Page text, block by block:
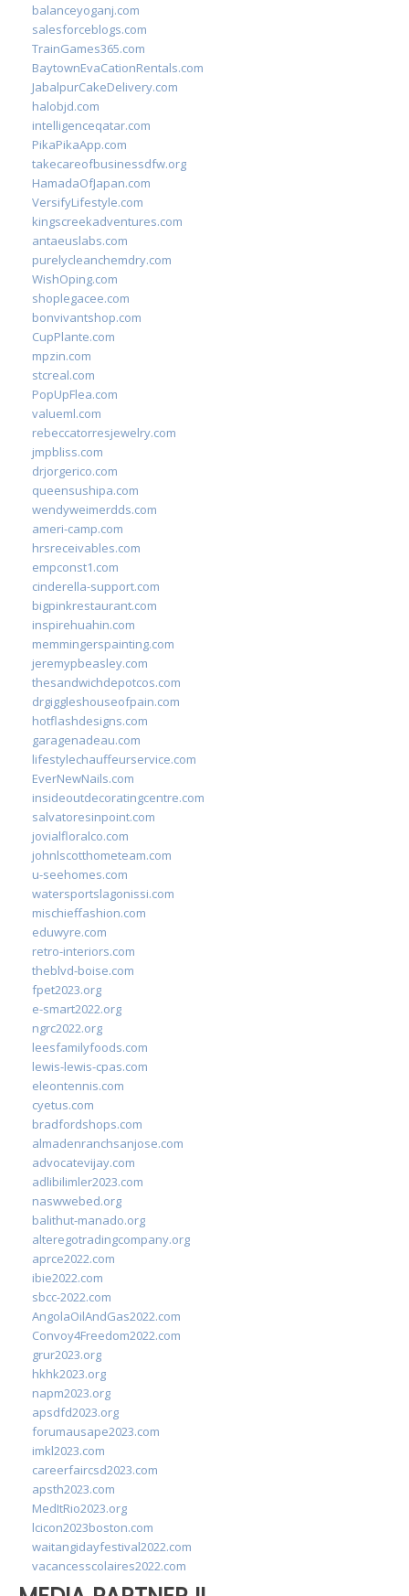
balanceyoganj.com
salesforceblogs.com
TrainGames365.com
BaytownEvaCationRentals.com
JabalpurCakeDelivery.com
halobjd.com
intelligenceqatar.com
PikaPikaApp.com
takecareofbusinessdfw.org
HamadaOfJapan.com
VersifyLifestyle.com
kingscreekadventures.com
antaeuslabs.com
purelycleanchemdry.com
WishOping.com
shoplegacee.com
bonvivantshop.com
CupPlante.com
mpzin.com
stcreal.com
PopUpFlea.com
valueml.com
rebeccatorresjewelry.com
jmpbliss.com
drjorgerico.com
queensushipa.com
wendyweimerdds.com
ameri-camp.com
hrsreceivables.com
empconst1.com
cinderella-support.com
bigpinkrestaurant.com
inspirehuahin.com
memmingerspainting.com
jeremypbeasley.com
thesandwichdepotcos.com
drgiggleshouseofpain.com
hotflashdesigns.com
garagenadeau.com
lifestylechauffeurservice.com
EverNewNails.com
insideoutdecoratingcentre.com
salvatoresinpoint.com
jovialfloralco.com
johnlscotthometeam.com
u-seehomes.com
watersportslagonissi.com
mischieffashion.com
eduwyre.com
retro-interiors.com
theblvd-boise.com
fpet2023.org
e-smart2022.org
ngrc2022.org
leesfamilyfoods.com
lewis-lewis-cpas.com
eleontennis.com
cyetus.com
bradfordshops.com
almadenranchsanjose.com
advocatevijay.com
adlibilimler2023.com
naswwebed.org
balithut-manado.org
alteregotradingcompany.org
aprce2022.com
ibie2022.com
sbcc-2022.com
AngolaOilAndGas2022.com
Convoy4Freedom2022.com
grur2023.org
hkhk2023.org
napm2023.org
apsdfd2023.org
forumausape2023.com
imkl2023.com
careerfaircsd2023.com
apsth2023.com
MedItRio2023.org
lcicon2023boston.com
waitangidayfestival2022.com
vacancesscolaires2022.com